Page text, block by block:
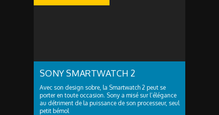
SONY SMARTWATCH 2
Avec son design sobre, la Smartwatch 2 peut se
porter en toute occasion. Sony a misé sur l’élégance
au détriment de la puissance de son processeur, seul
petit bémol